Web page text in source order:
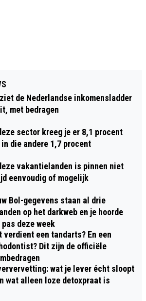
de Nederlandse inkomensladder
met bedragen
sector kreeg je er 8,1 procent
in die andere 1,7 procent
vakantielanden is pinnen niet
eenvoudig of mogelijk
Bol-gegevens staan al drie
op het darkweb en je hoorde
pas deze week
verdient een tandarts? En een
Dit zijn de officiële
wat je lever écht sloopt
wat alleen loze detoxpraat is